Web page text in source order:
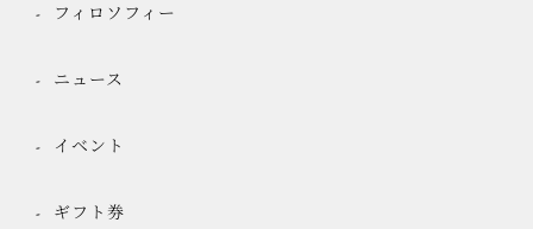
フィロソフィー
ニュース
イベント
ギフト券